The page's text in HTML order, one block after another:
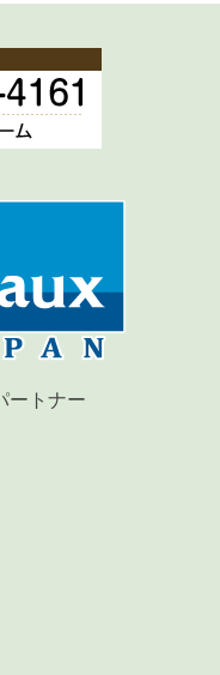
ートナー